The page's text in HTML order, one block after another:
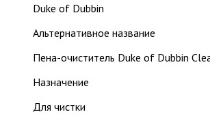
Duke of Dubbin
Альтернативное название
Пена-очиститель Duke of Dubbin
Назначение
Для чистки